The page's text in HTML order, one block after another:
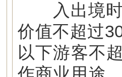
入出境时
价值不超过
以下游客不